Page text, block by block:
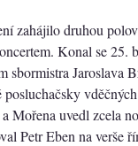
zahájilo druhou
Konal se 25.
sbormistra Jaroslava
Mořena uvedl zcela
Petr Eben na verše